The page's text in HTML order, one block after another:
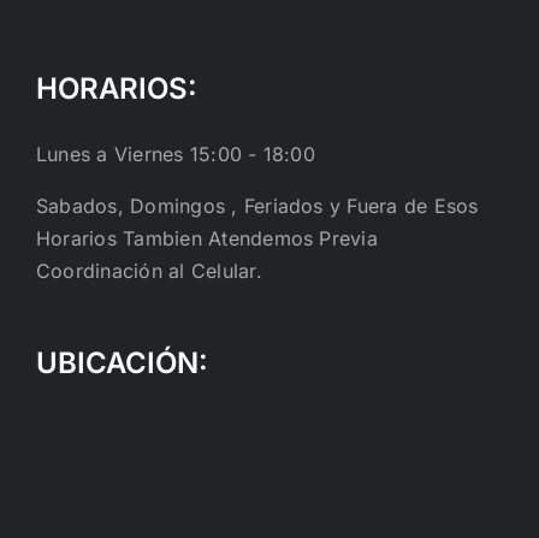
HORARIOS:
Lunes a Viernes 15:00 - 18:00
Sabados, Domingos , Feriados y Fuera de Esos
Horarios Tambien Atendemos Previa
Coordinación al Celular.
UBICACIÓN: